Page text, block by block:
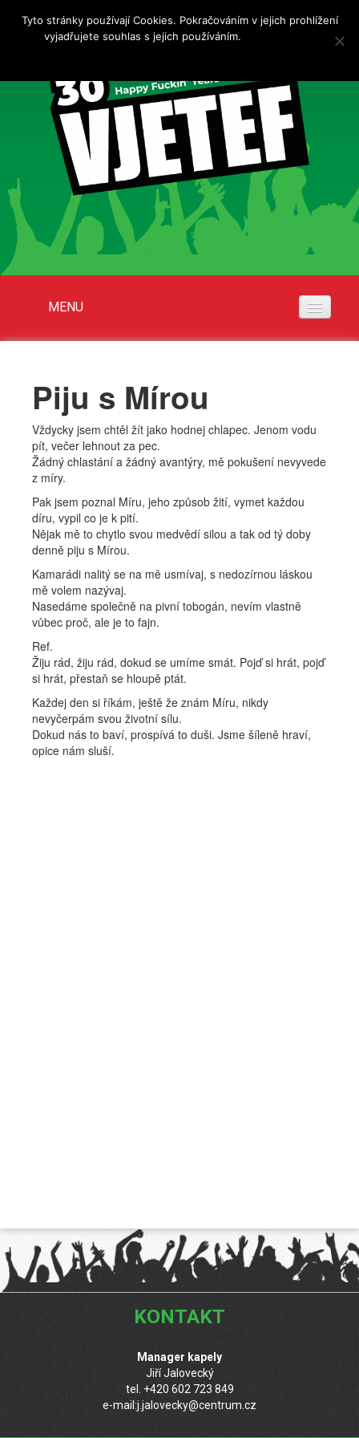
MENU
Akce
Bio
Diskografie
Fotky
Texty
Piju s Mírou
Vždycky jsem chtěl žít jako hodnej chlapec. Jenom vodu
pít, večer lehnout za pec.
Žádný chlastání a žádný avantýry, mě pokušení nevyvede
z míry.
Pak jsem poznal Míru, jeho způsob žití, vymet každou
díru, vypil co je k pití.
Nějak mě to chytlo svou medvědí silou a tak od tý doby
denně piju s Mírou.
Kamarádi nalitý se na mě usmívaj, s nedozírnou láskou
mě volem nazývaj.
Nasedáme společně na pivní tobogán, nevím vlastně
vůbec proč, ale je to fajn.
Ref.
Žiju rád, žiju rád, dokud se umíme smát. Pojď si hrát, pojď
si hrát, přestaň se hloupě ptát.
Každej den si říkám, ještě že znám Míru, nikdy
nevyčerpám svou životní sílu.
Dokud nás to baví, prospívá to duši. Jsme šíleně hraví,
opice nám sluší.
KONTAKT
Manager kapely
Jiří Jalovecký
tel. +420 602 723 849
e-mail:j.jalovecky@centrum.cz
Tyto stránky používají Cookies. Pokračováním v jejich prohlížení
vyjadřujete souhlas s jejich používáním.